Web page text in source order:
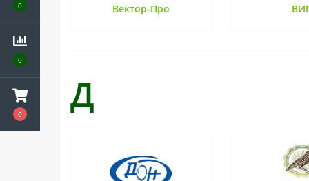
0
0
0
Вектор-Про
Д